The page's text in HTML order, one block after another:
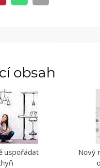
obsah
uspořádat
Nový